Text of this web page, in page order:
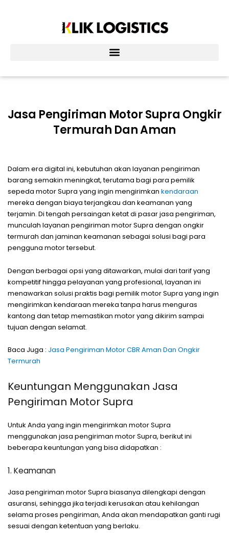
Jasa Pengiriman Motor Supra Ongkir
Termurah Dan Aman
Dalam era digital ini, kebutuhan akan layanan pengiriman
barang semakin meningkat, terutama bagi para pemilik
sepeda motor Supra yang ingin mengirimkan kendaraan
mereka dengan biaya terjangkau dan keamanan yang
terjamin. Di tengah persaingan ketat di pasar jasa pengiriman,
munculah layanan pengiriman motor Supra dengan ongkir
termurah dan jaminan keamanan sebagai solusi bagi para
pengguna motor tersebut.
Dengan berbagai opsi yang ditawarkan, mulai dari tarif yang
kompetitif hingga pelayanan yang profesional, layanan ini
menawarkan solusi praktis bagi pemilik motor Supra yang ingin
mengirimkan kendaraan mereka tanpa harus menguras
kantong dan tetap memastikan motor yang dikirim sampai
tujuan dengan selamat.
Baca Juga : Jasa Pengiriman Motor CBR Aman Dan Ongkir
Termurah
Keuntungan Menggunakan Jasa
Pengiriman Motor Supra
Untuk Anda yang ingin mengirimkan motor Supra
menggunakan jasa pengiriman motor Supra, berikut ini
beberapa keuntungan yang bisa didapatkan :
1. Keamanan
Jasa pengiriman motor Supra biasanya dilengkapi dengan
asuransi, sehingga jika terjadi kerusakan atau kehilangan
selama proses pengiriman, Anda akan mendapatkan ganti rugi
sesuai dengan ketentuan yang berlaku.